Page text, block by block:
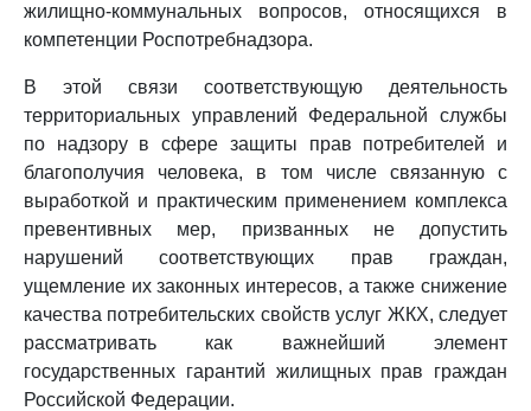
жилищно-коммунальных вопросов, относящихся в
компетенции Роспотребнадзора.
В этой связи соответствующую деятельность
территориальных управлений Федеральной службы
по надзору в сфере защиты прав потребителей и
благополучия человека, в том числе связанную с
выработкой и практическим применением комплекса
превентивных мер, призванных не допустить
нарушений соответствующих прав граждан,
ущемление их законных интересов, а также снижение
качества потребительских свойств услуг ЖКХ, следует
рассматривать как важнейший элемент
государственных гарантий жилищных прав граждан
Российской Федерации.